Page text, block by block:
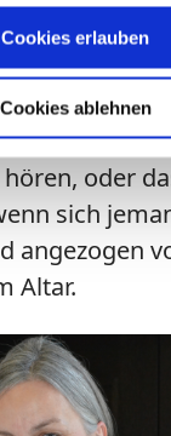
Cookies erlauben
Cookies ablehnen
lachen,
Etwas später,
zwei Frauen.
oder
sich
angezogen
Altar.